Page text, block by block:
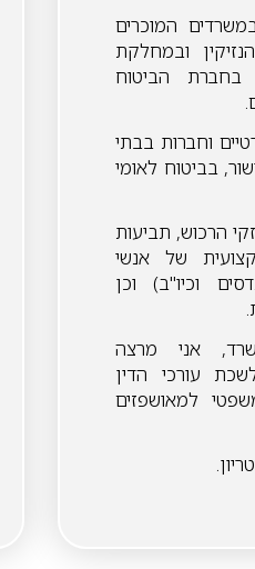
המוכרים
ובמחלקת
בחברת הביטוח
וחברות בבתי
בביטוח לאומי
הרכוש, תביעות
של אנשי
וכיו"ב) וכן
אני מרצה
עורכי הדין
למאושפזים